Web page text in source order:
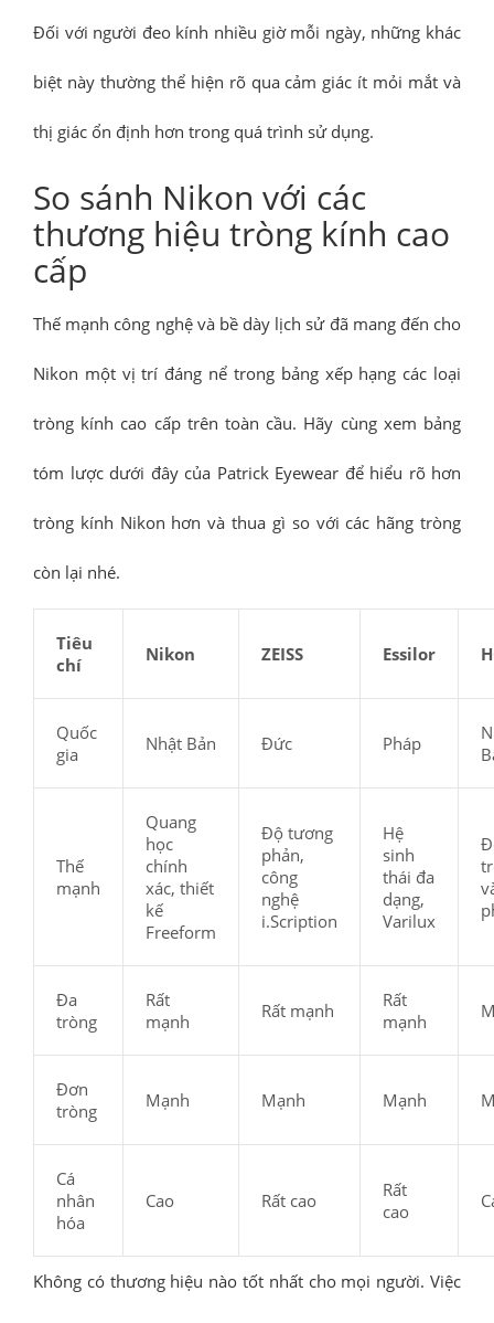
Đối với người đeo kính nhiều giờ mỗi ngày, những khác
biệt này thường thể hiện rõ qua cảm giác ít mỏi mắt và
thị giác ổn định hơn trong quá trình sử dụng.
So sánh Nikon với các
thương hiệu tròng kính cao
cấp
Thế mạnh công nghệ và bề dày lịch sử đã mang đến cho
Nikon một vị trí đáng nể trong bảng xếp hạng các loại
tròng kính cao cấp trên toàn cầu. Hãy cùng xem bảng
tóm lược dưới đây của Patrick Eyewear để hiểu rõ hơn
tròng kính Nikon hơn và thua gì so với các hãng tròng
còn lại nhé.
Tiêu
chí
Nikon ZEISS Essilor
Quốc
gia
Nhật Bản Đức Pháp
Thế
mạnh
Quang
học
chính
xác, thiết
kế
Freeform
Độ tương
phản,
công
nghệ
i.Scription
Hệ
sinh
thái đa
dạng,
Varilux
Đa
tròng
Rất
mạnh
Rất mạnh
Rất
mạnh
Đơn
tròng
Mạnh Mạnh Mạnh
Cá
nhân
hóa
Cao Rất cao
Rất
cao
Không có thương hiệu nào tốt nhất cho mọi người. Việc